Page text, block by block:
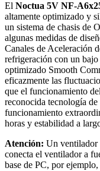
El Noctua 5V NF-
altamente optimizado y
un sistema de chasis de
algunas medidas de
Canales de Aceleración
refrigeración con un
optimizado Smooth
eficazmente las
que el funcionamiento
reconocida tecnología
funcionamiento
horas y estabilidad a
Atención: Un ventilador
conecta el ventilador a
base de PC, por